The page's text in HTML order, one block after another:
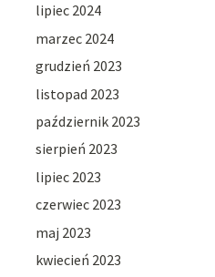
lipiec 2024
marzec 2024
grudzień 2023
listopad 2023
październik 2023
sierpień 2023
lipiec 2023
czerwiec 2023
maj 2023
kwiecień 2023